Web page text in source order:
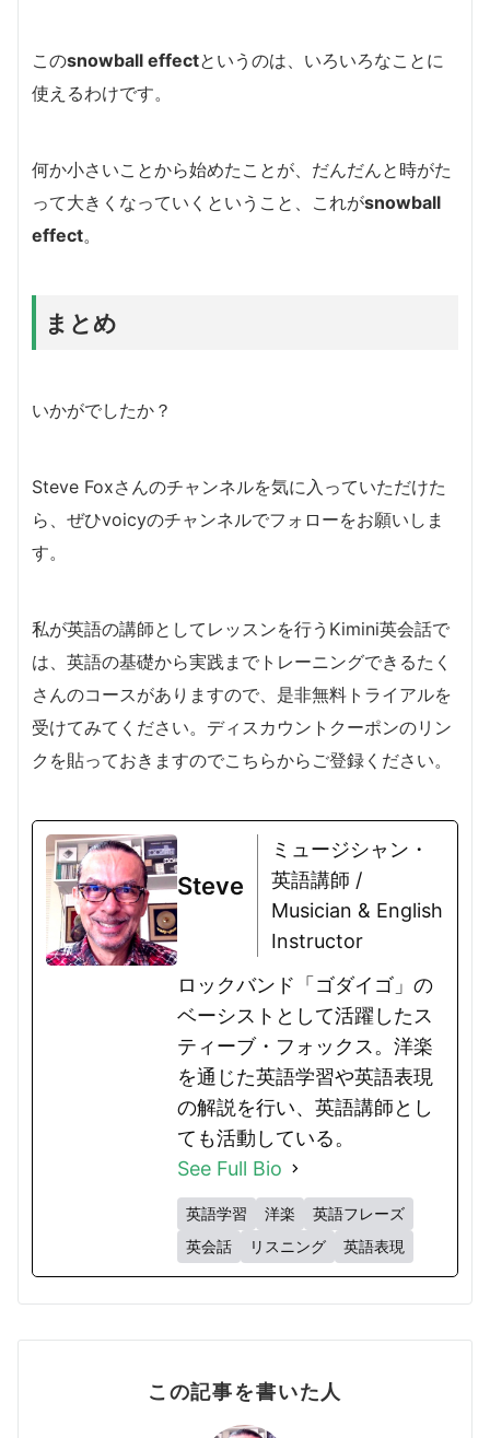
このsnowball effectというのは、いろいろなことに
使えるわけです。
何か小さいことから始めたことが、だんだんと時がた
って大きくなっていくということ、これがsnowball
effect。
まとめ
いかがでしたか？
Steve Foxさんのチャンネルを気に入っていただけた
ら、ぜひvoicyのチャンネルでフォローをお願いしま
す。
私が英語の講師としてレッスンを行うKimini英会話で
は、英語の基礎から実践までトレーニングできるたく
さんのコースがありますので、是非無料トライアルを
受けてみてください。ディスカウントクーポンのリン
クを貼っておきますのでこちらからご登録ください。
Steve
ミュージシャン・
英語講師 /
Musician & English
Instructor
ロックバンド「ゴダイゴ」の
ベーシストとして活躍したス
ティーブ・フォックス。洋楽
を通じた英語学習や英語表現
の解説を行い、英語講師とし
ても活動している。
See Full Bio
英語学習 洋楽
英語フレーズ
英会話
リスニング 英語表現
この記事を書いた人